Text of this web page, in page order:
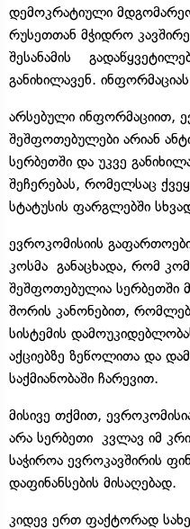
დემოკრატიული
რუსეთთან მჭიდრო
შესანამის
განიხილავენ. ინფორმაციას
არსებული ინფორმაციით,
შეშფოთებულები არიან
სერბეთში და უკვე
შეჩერებას, რომელსაც
სტატუსის ფარგლებში
ევროკომისიის
კოსმა განაცხადა, რომ
შეშფოთებულია სერბეთში
შორის კანონებით,
სისტემის
აქციებზე ზეწოლითა და
საქმიანობაში ჩარევით.
მისივე თქმით,
არა სერბეთი კვლავ იმ
საჭიროა ევროკავშირის
დაფინანსების მისაღებად.
კიდევ ერთ ფაქტორად